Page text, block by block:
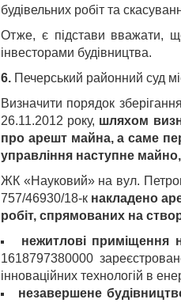
будівельних робіт та
Отже, є підстави вважати,
інвесторами будівництва.
6. Печерський районний суд
Визначити порядок
26.11.2012 року, шляхом
про арешт майна, а саме
управління наступне
ЖК «Науковий» на вул.
757/46930/18-к накладено
робіт, спрямованих на
нежитлові приміщення
1618797380000
інноваційних технологій в
незавершене